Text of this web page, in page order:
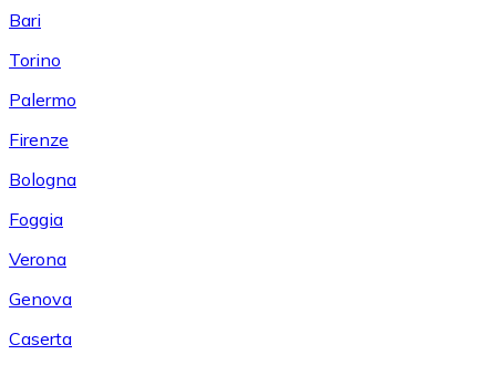
Bari
Torino
Palermo
Firenze
Bologna
Foggia
Verona
Genova
Caserta